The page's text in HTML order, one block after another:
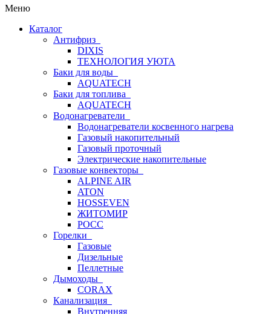
Меню
Каталог
Антифриз
DIXIS
ТЕХНОЛОГИЯ УЮТА
Баки для воды
AQUATECH
Баки для топлива
AQUATECH
Водонагреватели
Водонагреватели косвенного нагрева
Газовый накопительный
Газовый проточный
Электрические накопительные
Газовые конвекторы
ALPINE AIR
ATON
HOSSEVEN
ЖИТОМИР
РОСС
Горелки
Газовые
Дизельные
Пеллетные
Дымоходы
CORAX
Канализация
Внутренняя